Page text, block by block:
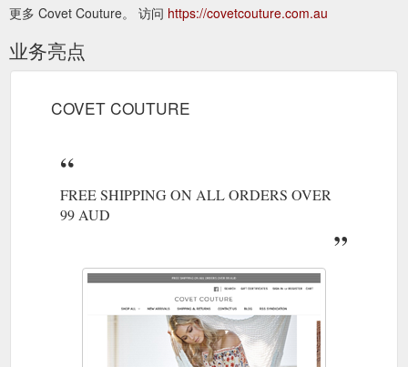
更多 Covet Couture。 访问 https://covetcouture.com.au
业务亮点
COVET COUTURE
FREE SHIPPING ON ALL ORDERS OVER
99 AUD